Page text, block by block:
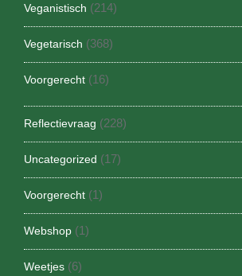
Veganistisch (214)
Vegetarisch (368)
Voorgerecht (16)
Reflectievraag (228)
Uncategorized (17)
Voorgerecht (1)
Webshop (1)
Weetjes (6)